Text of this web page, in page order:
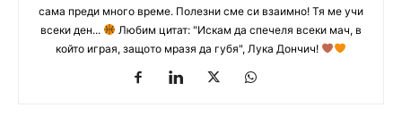
сама преди много време. Полезни сме си взаимно! Тя ме учи
всеки ден...
Любим цитат: "Искам да спечеля всеки мач, в
който играя, защото мразя да губя", Лука Дончич!